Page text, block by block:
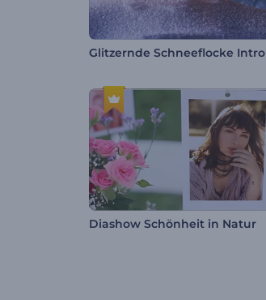
Glitzernde Schneeflocke Intro
Diashow Schönheit in Natur